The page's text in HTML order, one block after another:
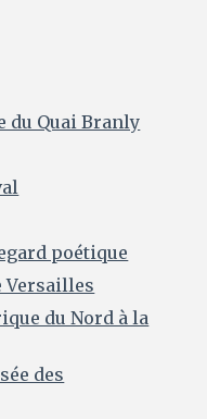
du Quai Branly
poétique
Versailles
du Nord à la
des